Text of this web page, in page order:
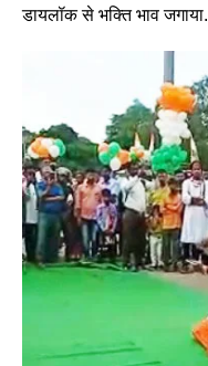
डायलॉक से भक्ति भाव जगाया.